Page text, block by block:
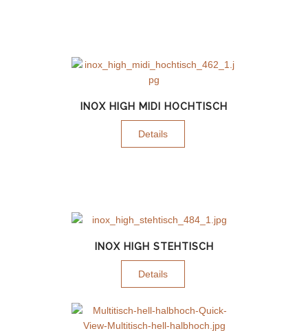
INOX HIGH MIDI HOCHTISCH
Details
INOX HIGH STEHTISCH
Details